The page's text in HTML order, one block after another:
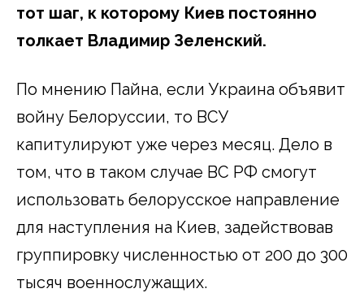
тот шаг, к которому Киев постоянно
толкает Владимир Зеленский.
По мнению Пайна, если Украина объявит
войну Белоруссии, то ВСУ
капитулируют уже через месяц. Дело в
том, что в таком случае ВС РФ смогут
использовать белорусское направление
для наступления на Киев, задействовав
группировку численностью от 200 до 300
тысяч военнослужащих.